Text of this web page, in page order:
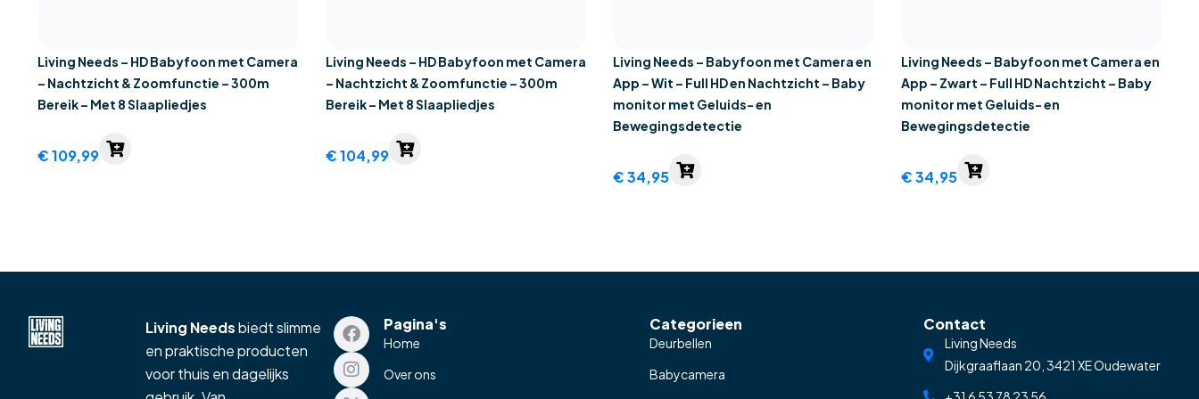
Living Needs – HD Babyfoon met Camera
– Nachtzicht & Zoomfunctie – 300m
Bereik – Met 8 Slaapliedjes
€109,99
Living Needs – HD Babyfoon met Camera
– Nachtzicht & Zoomfunctie – 300m
Bereik – Met 8 Slaapliedjes
€104,99
Living Needs – Babyfoon met Camera en
App – Wit – Full HD en Nachtzicht – Baby
monitor met Geluids- en
Bewegingsdetectie
€34,95
Living Needs – Babyfoon met Camera en
App – Zwart – Full HD Nachtzicht – Baby
monitor met Geluids- en
Bewegingsdetectie
€34,95
Living Needsbiedt slimme
en praktische producten
voor thuis en dagelijks
Pagina's
Home
Over ons
Categorieen
Deurbellen
Babycamera
Contact
Living Needs
Dijkgraaflaan 20, 3421 XE Oudewater